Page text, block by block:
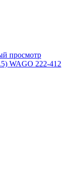
просмотр
WAGO 222-412